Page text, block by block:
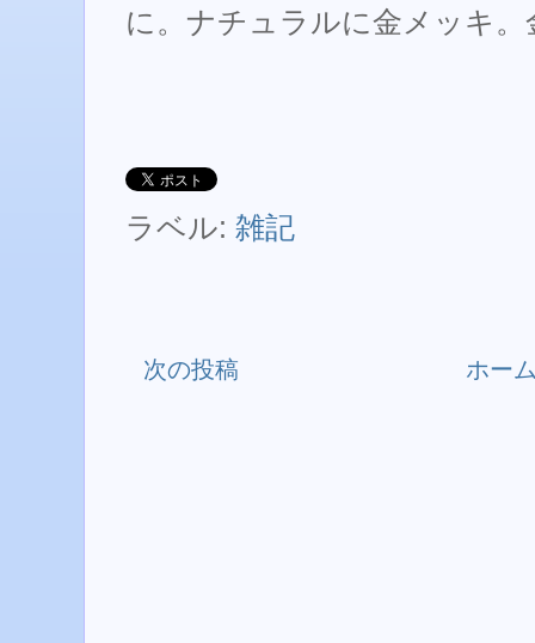
に。ナチュラルに金メッキ。
ラベル: 雑記
次の投稿 ホー